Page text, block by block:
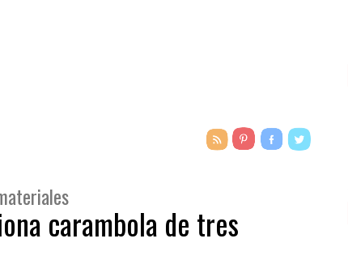
carambola de tres